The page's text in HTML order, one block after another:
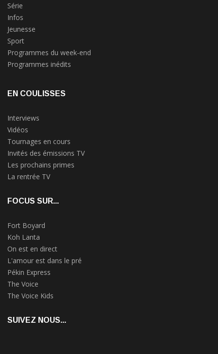
Série
Infos
Jeunesse
Sport
Programmes du week-end
Programmes inédits
EN COULISSES
Interviews
Vidéos
Tournages en cours
Invités des émissions TV
Les prochains primes
La rentrée TV
FOCUS SUR...
Fort Boyard
Koh Lanta
On est en direct
L'amour est dans le pré
Pékin Express
The Voice
The Voice Kids
SUIVEZ NOUS...